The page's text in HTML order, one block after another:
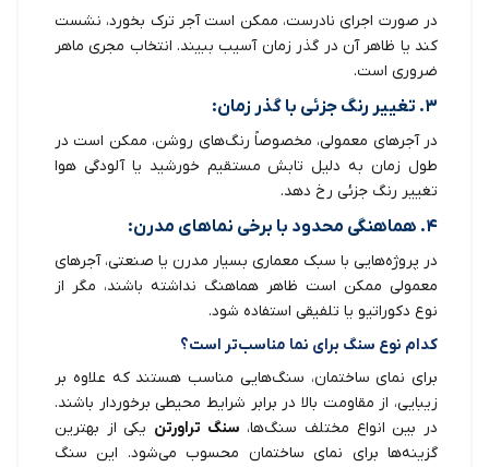
در صورت اجرای نادرست، ممکن است آجر ترک بخورد، نشست
کند یا ظاهر آن در گذر زمان آسیب ببیند. انتخاب مجری ماهر
ضروری است.
۳. تغییر رنگ جزئی با گذر زمان:
در آجرهای معمولی، مخصوصاً رنگ‌های روشن، ممکن است در
طول زمان به دلیل تابش مستقیم خورشید یا آلودگی هوا
تغییر رنگ جزئی رخ دهد.
۴. هماهنگی محدود با برخی نماهای مدرن:
در پروژه‌هایی با سبک معماری بسیار مدرن یا صنعتی، آجرهای
معمولی ممکن است ظاهر هماهنگ نداشته باشند، مگر از
نوع دکوراتیو یا تلفیقی استفاده شود.
کدام نوع سنگ برای نما مناسب‌تر است؟
برای نمای ساختمان، سنگ‌هایی مناسب هستند که علاوه بر
زیبایی، از مقاومت بالا در برابر شرایط محیطی برخوردار باشند.
در بین انواع مختلف سنگ‌ها، سنگ تراورتن یکی از بهترین
گزینه‌ها برای نمای ساختمان محسوب می‌شود. این سنگ